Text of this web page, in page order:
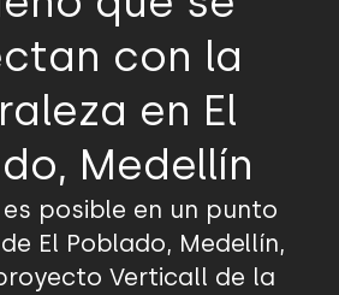
con la
en El
Medellín
posible en un punto
El Poblado, Medellín,
Verticall de la